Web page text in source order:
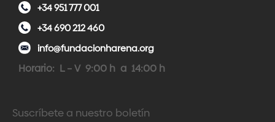
+34 951 777 001
+34 690 212 460
info@fundacionharena.org
Horario: L – V 9:00 h a 14:00 h
Suscríbete a nuestro boletín